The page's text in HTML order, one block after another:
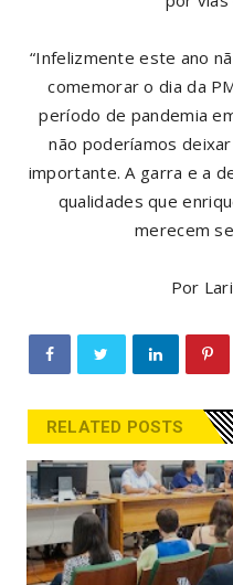
“Infelizmente este ano
comemorar o dia da
período de pandemia
não poderíamos
importante. A garra e a
qualidades que
merecem
Por
RELATED POSTS